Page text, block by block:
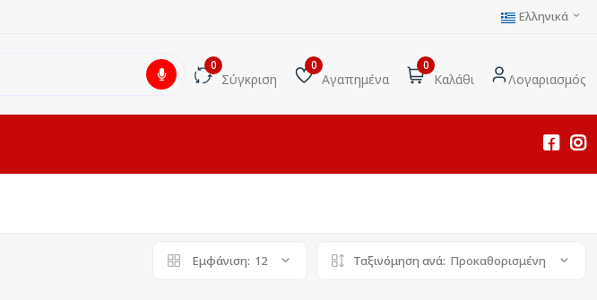
Ελληνικά
0
Σύγκριση
0
Αγαπημένα
0
Καλάθι Λογαριασμός
Εμφάνιση: 12 Ταξινόμηση ανά: Προκαθορισμένη